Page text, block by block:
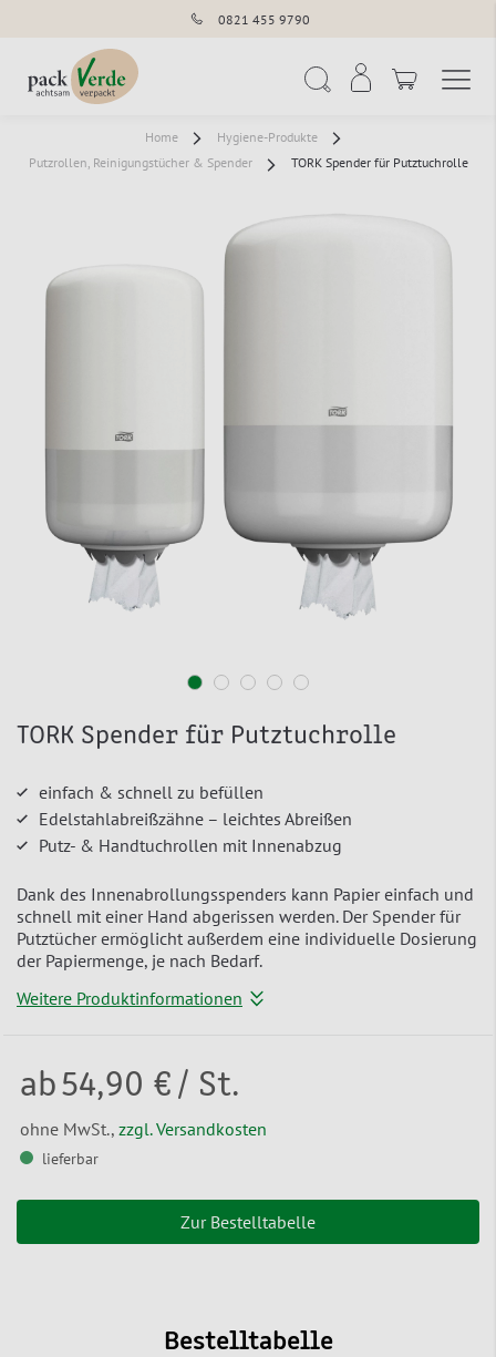
0821 455 9790
Home
Hygiene-Produkte
Putzrollen, Reinigungstücher & Spender
TORK Spender für Putztuchrolle
TORK Spender für Putztuchrolle
einfach & schnell zu befüllen
Edelstahlabreißzähne – leichtes Abreißen
Putz- & Handtuchrollen mit Innenabzug
Dank des Innenabrollungsspenders kann Papier einfach und
schnell mit einer Hand abgerissen werden. Der Spender für
Putztücher ermöglicht außerdem eine individuelle Dosierung
der Papiermenge, je nach Bedarf.
Weitere Produktinformationen
ab54,90 € / St.
ohne MwSt., zzgl. Versandkosten
lieferbar
Zur Bestelltabelle
Bestelltabelle